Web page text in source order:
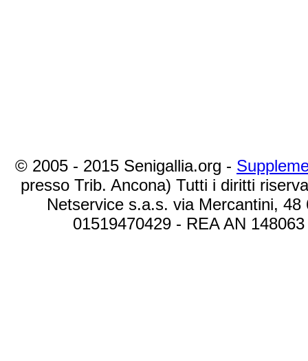
© 2005 - 2015 Senigallia.org -
presso Trib. Ancona) Tutti i diritti
Netservice s.a.s. via Mercantini,
01519470429 - REA AN